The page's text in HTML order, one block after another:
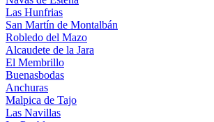
Las Hunfrias
San Martín de Montalbán
Robledo del Mazo
Alcaudete de la Jara
El Membrillo
Buenasbodas
Anchuras
Malpica de Tajo
Las Navillas